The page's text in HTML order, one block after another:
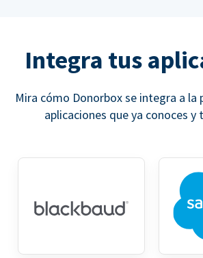
Integra tus
Mira cómo Donorbox se integra a la
aplicaciones que ya conoces y